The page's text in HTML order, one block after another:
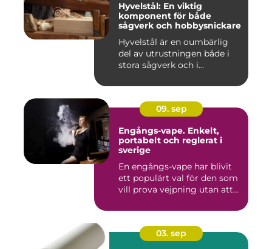
Hyvelstål: En viktig
komponent för både
sågverk och hobbysnickare
Hyvelstål är en oumbärlig
del av utrustningen både i
stora sågverk och i...
09. sep
Engångs-vape. Enkelt,
portabelt och reglerat i
sverige
En engångs-vape har blivit
ett populärt val för den som
vill prova vejpning utan att...
03. sep